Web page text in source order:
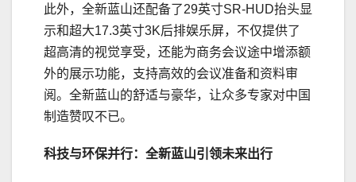
此外，全新蓝山还配备了29英寸SR-HUD抬头显
示和超大17.3英寸3K后排娱乐屏，不仅提供了
超高清的视觉享受，还能为商务会议途中增添额
外的展示功能，支持高效的会议准备和资料审
阅。全新蓝山的舒适与豪华，让众多专家对中国
制造赞叹不已。
科技与环保并行：全新蓝山引领未来出行